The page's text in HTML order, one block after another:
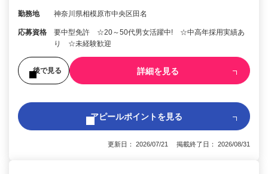
勤務地 神奈川県相模原市中央区田名
応募資格
要中型免許 ☆20～50代男女活躍中! ☆中高年採用実績あ
り ☆未経験歓迎
後で見る 詳細を見る
アピールポイントを見る
更新日： 2026/07/21 掲載終了日： 2026/08/31